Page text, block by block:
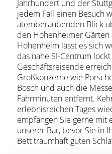
Jahrhundert und der
jedem Fall einen Besuch
atemberaubenden Blick
den Hohenheimer Gärten
Hohenheim lässt es sich
das nahe SI-Centrum
Geschäftsreisende
Großkonzerne wie
Bosch und auch die
Fahrminuten entfernt.
erlebnisreichen Tages
empfangen Sie gerne mit
unserer Bar, bevor Sie in
Bett traumhaft guten